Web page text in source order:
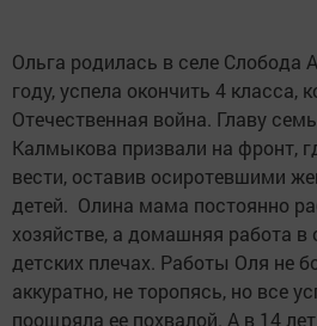
Ольга родилась в селе Слобода
году, успела окончить 4 класса,
Отечественная война. Главу
Калмыкова призвали на фронт,
вести, оставив осиротевшими
детей. Олина мама постоянно
хозяйстве, а домашняя работа
детских плечах. Работы Оля не
аккуратно, не торопясь, но все
поощряла ее похвалой. А в 14